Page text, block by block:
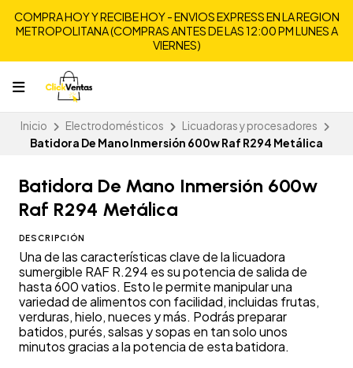
COMPRA HOY Y RECIBE HOY - ENVIOS EXPRESS EN LA REGION
METROPOLITANA (COMPRAS ANTES DE LAS 12:00 PM LUNES A
VIERNES)
Inicio Electrodomésticos
Licuadoras y procesadores
Batidora De Mano Inmersión 600w Raf R294 Metálica
Batidora De Mano Inmersión 600w
Raf R294 Metálica
DESCRIPCIÓN
Una de las características clave de la licuadora
sumergible RAF R.294 es su potencia de salida de
hasta 600 vatios. Esto le permite manipular una
variedad de alimentos con facilidad, incluidas frutas,
verduras, hielo, nueces y más. Podrás preparar
batidos, purés, salsas y sopas en tan solo unos
minutos gracias a la potencia de esta batidora.